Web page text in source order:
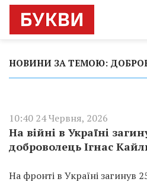
НОВИНИ ЗА ТЕМОЮ:
10:40 24 Червня, 2026
На війні в Україні
доброволець Ігнас
На фронті в Україні загинув